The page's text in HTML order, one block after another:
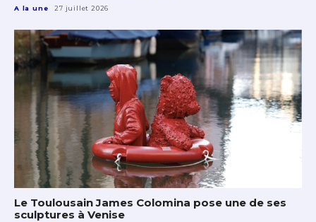
A la une 27 juillet 2026
Le Toulousain James Colomina pose une de ses
sculptures à Venise